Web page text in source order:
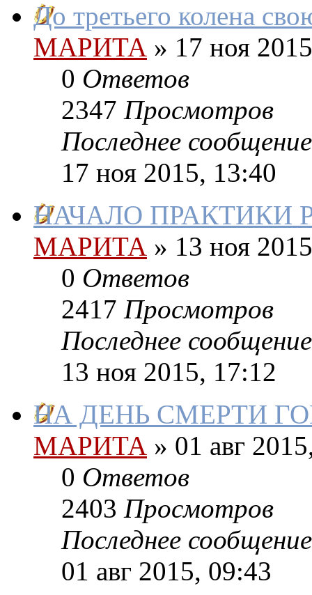
До третьего колена
МАРИТА » 17 ноя
0 Ответов
2347 Просмотров
Последнее сообщение
17 ноя 2015, 13:40
НАЧАЛО ПРАКТИКИ
МАРИТА » 13 ноя
0 Ответов
2417 Просмотров
Последнее сообщение
13 ноя 2015, 17:12
НА ДЕНЬ СМЕРТИ
МАРИТА » 01 авг
0 Ответов
2403 Просмотров
Последнее сообщение
01 авг 2015, 09:43